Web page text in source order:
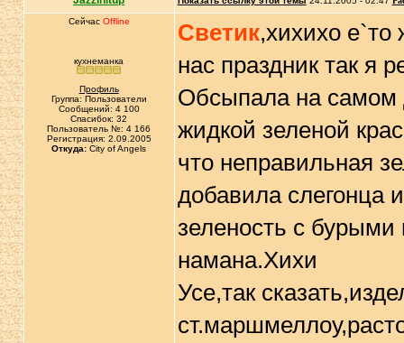
Сейчас Offline
кухнеманка
Профиль
Группа: Пользователи
Сообщений: 4 100
Спасибок: 32
Пользователь №: 4 166
Регистрация: 2.09.2005
Откуда: City of Angels
Светик,хихихо е`то
нас праздник так я
Обсыпала на самом
жидкой зеленой
что неправильная
добавила слегонца
зеленость с
намана.Хихи
Усе,так